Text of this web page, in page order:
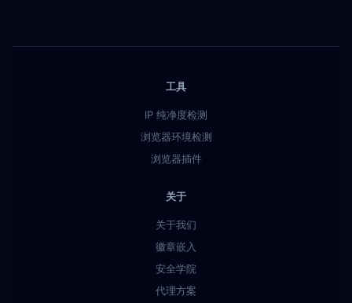
工具
IP 纯净度检测
浏览器环境检测
浏览器插件
关于
关于我们
徽章嵌入
安全学院
代理方案